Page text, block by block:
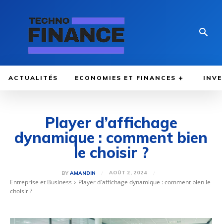
ACTUALITÉS ECONOMIES ET FINANCES
Player d’affichage
dynamique : comment bien
le choisir ?
BY AMANDIN AOÛT 2, 2024
Entreprise et Business
Player d'affichage dynamique : comment bien le
choisir ?